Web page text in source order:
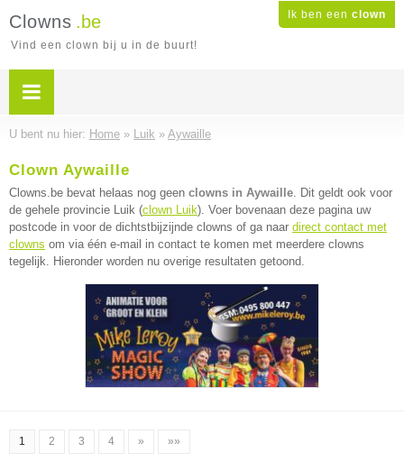
Ik ben een clown
Clowns .be
Vind een clown bij u in de buurt!
U bent nu hier: Home » Luik » Aywaille
Clown Aywaille
Clowns.be bevat helaas nog geen clowns in Aywaille. Dit geldt ook voor
de gehele provincie Luik (clown Luik). Voer bovenaan deze pagina uw
postcode in voor de dichtstbijzijnde clowns of ga naar direct contact met
clowns om via één e-mail in contact te komen met meerdere clowns
tegelijk. Hieronder worden nu overige resultaten getoond.
1 2 3 4 » »»